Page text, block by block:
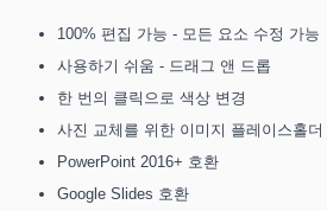
100% 편집 가능 - 모든 요소 수정 가능
사용하기 쉬움 - 드래그 앤 드롭
한 번의 클릭으로 색상 변경
사진 교체를 위한 이미지 플레이스홀더
PowerPoint 2016+ 호환
Google Slides 호환